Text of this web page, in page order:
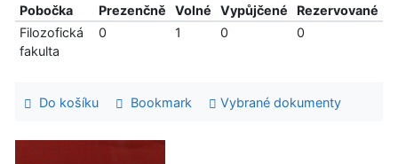
Pobočka
Prezenčně Volné Vypůjčené
Rezervované
Filozofická
fakulta
0 1 0 0
Do košíku Bookmark Vybrané dokumenty